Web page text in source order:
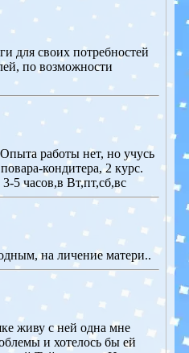
для своих потребностей
по возможности
работы нет, но учусь
кондитера, 2 курс.
5 часов,в Вт,пт,сб,вс
на личение матери..
живу с ней одна мне
и хотелось бы ей